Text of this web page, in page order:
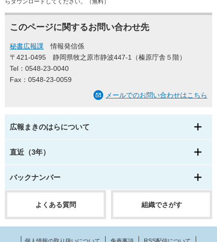
らダウンロードしてください。（無料）
このページに関するお問い合わせ先
秘書広報課
情報発信係
〒421-0495
静岡県牧之原市静波447-1（榛原庁舎５階）
Tel：0548-23-0040
Fax：0548-23-0059
メールでのお問い合わせはこちら
広報まきのはらについて
直近（3年）
バックナンバー
よくある質問 組織でさがす